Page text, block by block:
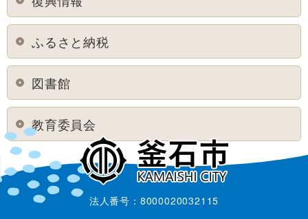
ふるさと納税
図書館
教育委員会
法人番号：8000020032115